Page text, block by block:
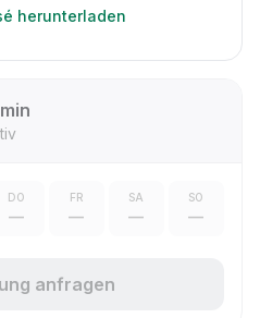
herunterladen
DO
—
FR
—
SA
—
SO
—
anfragen